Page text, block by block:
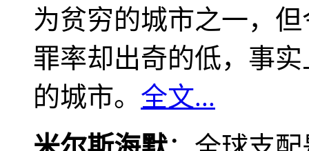
为贫穷的城市之一，
罪率却出奇的低，事
的城市。 全文...